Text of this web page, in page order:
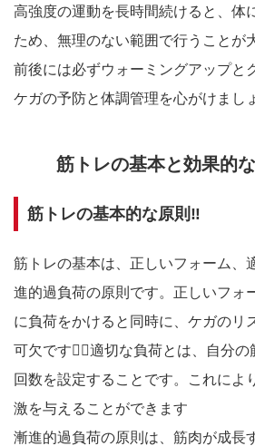
高強度の運動を長時間続けると、体
ため、無理のない範囲で行うことが
前後には必ずウォーミングアップと
ケガの予防と体調管理を心がけまし
筋トレの基本と効果的
筋トレの基本的な原則‼️
筋トレの基本は、正しいフォーム、
進的過負荷の原則です。正しいフォ
に負荷をかけると同時に、ケガのリ
可欠です☝🏻適切な負荷とは、自分
回数を設定することです。これによ
激を与えることができます
漸進的過負荷の原則は、筋肉が成長